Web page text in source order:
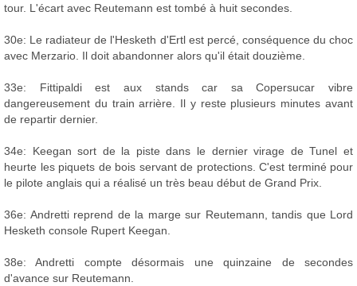
tour. L'écart avec Reutemann est tombé à huit secondes.
30e: Le radiateur de l'Hesketh d'Ertl est percé, conséquence du choc
avec Merzario. Il doit abandonner alors qu'il était douzième.
33e: Fittipaldi est aux stands car sa Copersucar vibre
dangereusement du train arrière. Il y reste plusieurs minutes avant
de repartir dernier.
34e: Keegan sort de la piste dans le dernier virage de Tunel et
heurte les piquets de bois servant de protections. C'est terminé pour
le pilote anglais qui a réalisé un très beau début de Grand Prix.
36e: Andretti reprend de la marge sur Reutemann, tandis que Lord
Hesketh console Rupert Keegan.
38e: Andretti compte désormais une quinzaine de secondes
d'avance sur Reutemann.